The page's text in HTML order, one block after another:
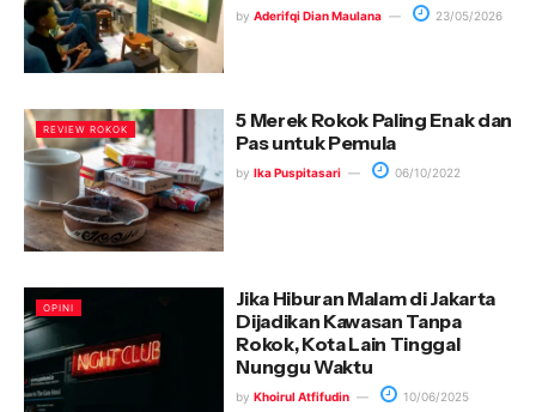
by Aderifqi Dian Maulana 23/05/2026
REVIEW ROKOK
5 Merek Rokok Paling Enak dan
Pas untuk Pemula
by Ika Puspitasari 06/10/2022
OPINI
Jika Hiburan Malam di Jakarta
Dijadikan Kawasan Tanpa
Rokok, Kota Lain Tinggal
Nunggu Waktu
by Khoirul Atfifudin 10/06/2025